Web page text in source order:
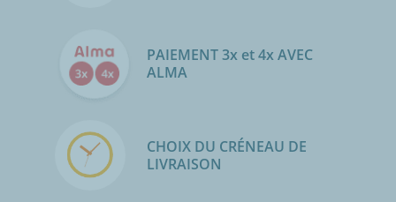
PAIEMENT 3x et 4x AVEC
ALMA
CHOIX DU CRÉNEAU DE
LIVRAISON